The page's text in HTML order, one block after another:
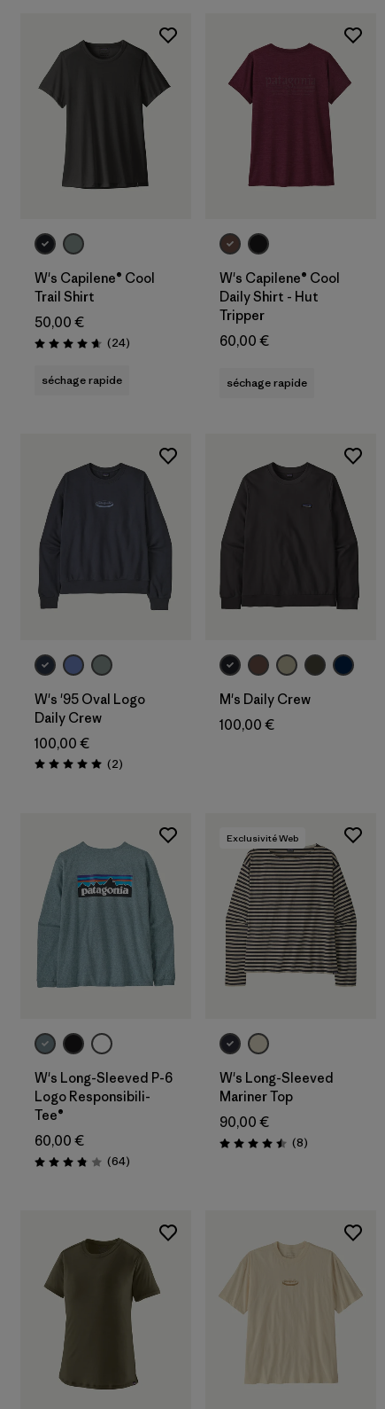
W's Capilene® Cool
Trail Shirt
50,00 €
Évaluation: 4.7 / 5
(24Avis
)
séchage rapide
W's Capilene® Cool
Daily Shirt - Hut
Tripper
60,00 €
séchage rapide
W's '95 Oval Logo
Daily Crew
100,00 €
Évaluation: 5.0 / 5
(2Avis
)
M's Daily Crew
100,00 €
W's Long-Sleeved P-6
Logo Responsibili-
Tee®
60,00 €
Évaluation: 3.8 / 5
(64Avis
)
Exclusivité Web
W's Long-Sleeved
Mariner Top
90,00 €
Évaluation: 4.5 / 5
(8Avis
)